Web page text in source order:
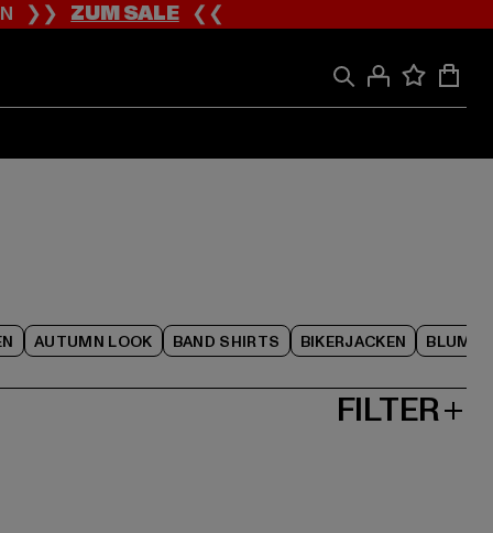
❯❯ZUM SALE❮❮
AUTUMN LOOK BAND SHIRTS BIKERJACKEN
FILTER